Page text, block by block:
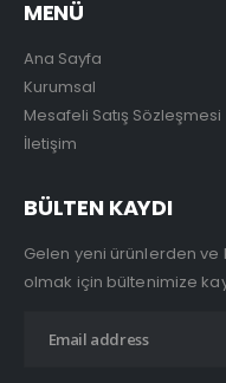
MENÜ
Ana Sayfa
Kurumsal
Mesafeli Satış Sözleşmesi
İletişim
BÜLTEN KAYDI
Gelen yeni ürünlerden
olmak için bültenimize